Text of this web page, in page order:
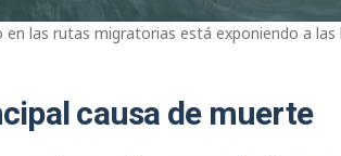
las rutas migratorias está exponiendo a
causa de muerte